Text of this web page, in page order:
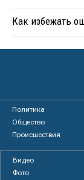
Как избежать
Политика
Общество
Происшествия
Видео
Фото